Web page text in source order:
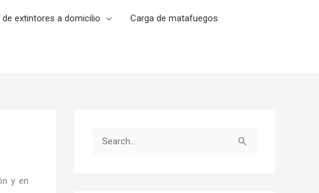
de extintores a domicilio Carga de matafuegos
y en